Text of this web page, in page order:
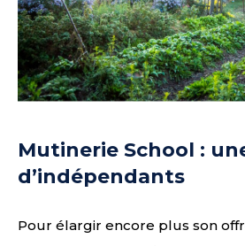
Mutinerie School :
d’indépendants
Pour élargir encore plus son